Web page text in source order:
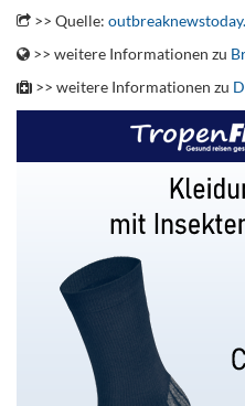
>> Quelle:
>> weitere Informationen zu
>> weitere Informationen zu